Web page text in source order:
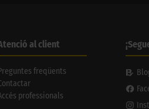
al client
freqüents
professionals